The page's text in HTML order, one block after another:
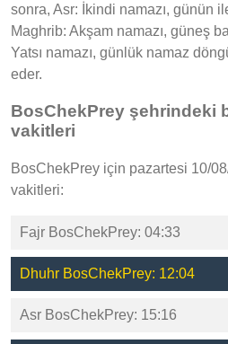
sonra, Asr: İkindi namazı, günün
Maghrib: Akşam namazı, güneş
Yatsı namazı, günlük namaz
eder.
BosChekPrey şehrindeki
vakitleri
BosChekPrey için pazartesi 10/
vakitleri:
Fajr BosChekPrey: 04:33
Dhuhr BosChekPrey: 12:04
Asr BosChekPrey: 15:16